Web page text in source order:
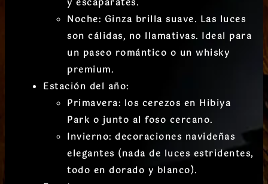
Noche: Ginza brilla suave. Las luces
son cálidas, no llamativas. Ideal para
un paseo romántico o un whisky
premium.
Estación del año:
Primavera: los cerezos en Hibiya
Park o junto al foso cercano.
Invierno: decoraciones navideñas
elegantes (nada de luces estridentes,
todo en dorado y blanco).